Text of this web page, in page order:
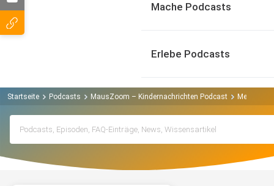
Mache Podcasts
Erlebe Podcasts
Startseite Podcasts MausZoom – Kindernachrichten Podcast Mehr